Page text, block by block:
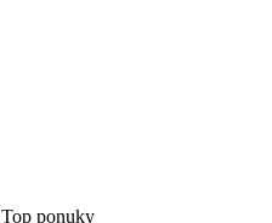
Top ponuky